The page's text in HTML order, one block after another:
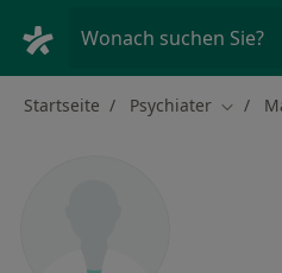
Wonach suchen Sie?
Startseite Psychiater Stadt